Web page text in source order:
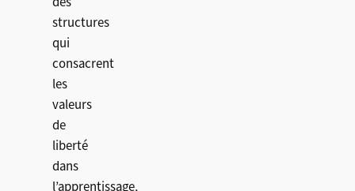
structures
qui
consacrent
les
valeurs
de
liberté
dans
l’apprentissage,